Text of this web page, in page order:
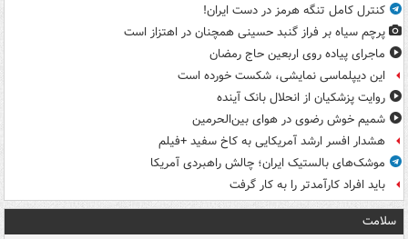
کنترل کامل تنگه هرمز در دست ایران!
پرچم سیاه بر فراز گنبد حسینی همچنان در اهتزاز است
ماجرای پیاده روی اربعین حاج رمضان
این دیپلماسی نمایشی، شکست خورده است
روایت پزشکیان از انحلال بانک آینده
شمیم خوش رضوی در هوای بین‌الحرمین
هشدار افسر ارشد آمریکایی به کاخ سفید +فیلم
موشک‌های بالستیک ایران؛ چالش راهبردی آمریکا
باید افراد کارآمدتر را به کار گرفت
سلامت